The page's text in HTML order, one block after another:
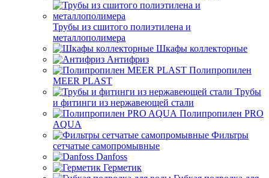
Трубы из сшитого полиэтилена и
металлополимера
Шкафы коллекторные
Антифриз
Полипропилен
MEER PLAST
Трубы
и фитинги из нержавеющей стали
Полипропилен PRO
AQUA
Фильтры
сетчатые самопромывные
Danfoss
Герметик